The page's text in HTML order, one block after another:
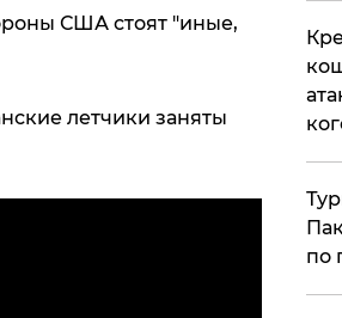
США стоят "иные,
летчики заняты
по